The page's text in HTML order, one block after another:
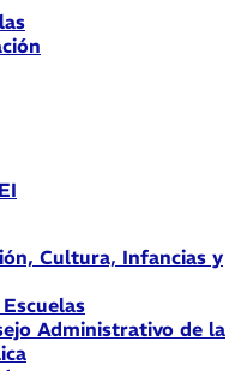
Cultura, Infancias y
Administrativo de la